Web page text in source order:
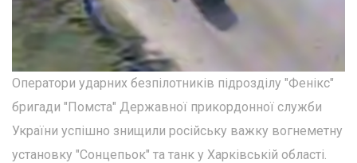
Оператори ударних безпілотників підрозділу "Фенікс"
бригади "Помста" Державної прикордонної служби
України успішно знищили російську важку вогнеметну
установку "Сонцепьок" та танк у Харківській області.